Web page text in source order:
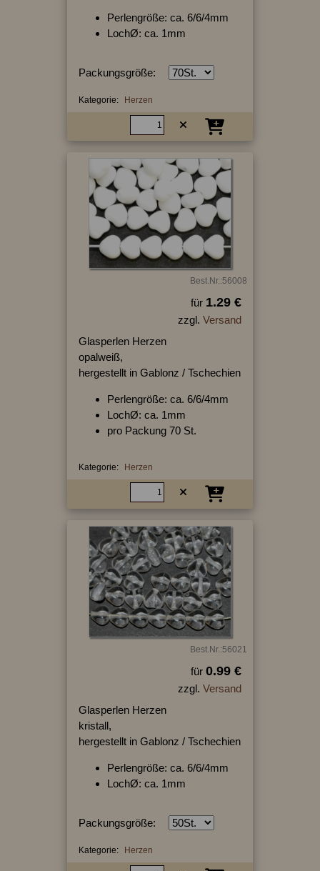
Perlengröße: ca. 6/6/4mm
LochØ: ca. 1mm
Packungsgröße:
Kategorie: Herzen
Best.Nr.:56008
für 1.29 €
zzgl. Versand
Glasperlen Herzen
opalweiß,
hergestellt in Gablonz / Tschechien
Perlengröße: ca. 6/6/4mm
LochØ: ca. 1mm
pro Packung 70 St.
Kategorie: Herzen
Best.Nr.:56021
für 0.99 €
zzgl. Versand
Glasperlen Herzen
kristall,
hergestellt in Gablonz / Tschechien
Perlengröße: ca. 6/6/4mm
LochØ: ca. 1mm
Packungsgröße:
Kategorie: Herzen